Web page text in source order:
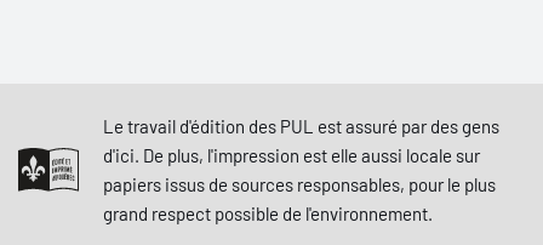
Le travail d'édition des PUL est assuré par des gens
d'ici. De plus, l'impression est elle aussi locale sur
papiers issus de sources responsables, pour le plus
grand respect possible de l'environnement.